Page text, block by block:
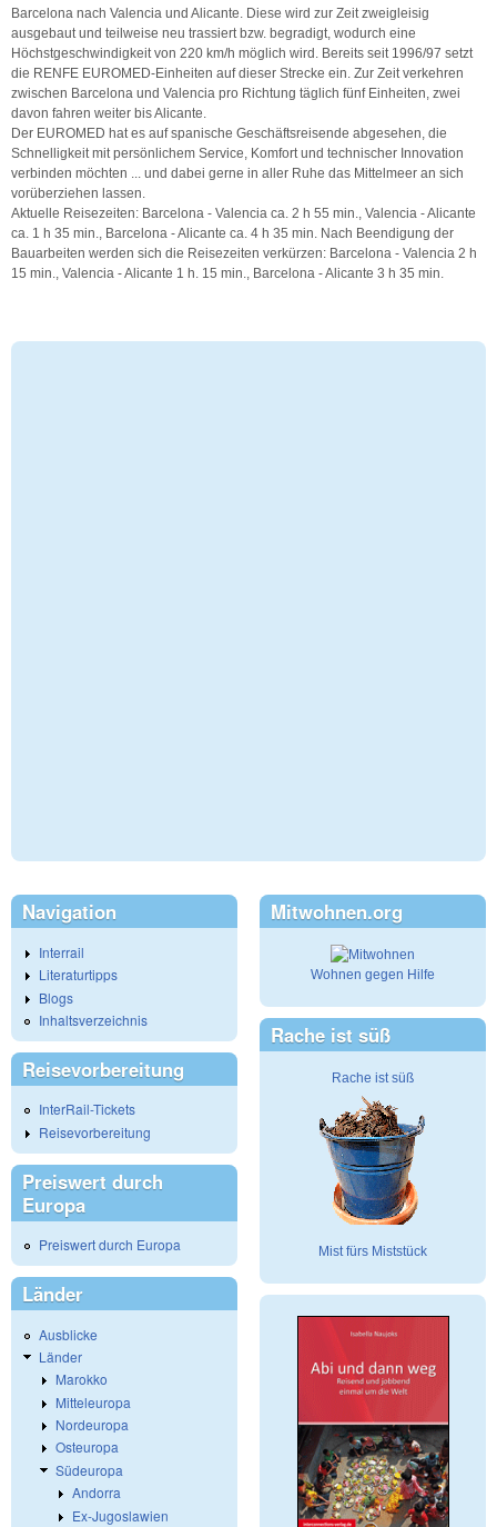
Barcelona nach Valencia und Alicante. Diese wird zur Zeit zweigleisig
ausgebaut und teilweise neu trassiert bzw. begradigt, wodurch eine
Höchstgeschwindigkeit von 220 km/h möglich wird. Bereits seit 1996/97 setzt
die RENFE EUROMED-Einheiten auf dieser Strecke ein. Zur Zeit verkehren
zwischen Barcelona und Valencia pro Richtung täglich fünf Einheiten, zwei
davon fahren weiter bis Alicante.
Der EUROMED hat es auf spanische Geschäftsreisende abgesehen, die
Schnelligkeit mit persönlichem Service, Komfort und technischer Innovation
verbinden möchten ... und dabei gerne in aller Ruhe das Mittelmeer an sich
vorüberziehen lassen.
Aktuelle Reisezeiten: Barcelona - Valencia ca. 2 h 55 min., Valencia - Alicante
ca. 1 h 35 min., Barcelona - Alicante ca. 4 h 35 min. Nach Beendigung der
Bauarbeiten werden sich die Reisezeiten verkürzen: Barcelona - Valencia 2 h
15 min., Valencia - Alicante 1 h. 15 min., Barcelona - Alicante 3 h 35 min.
Navigation
Interrail
Literaturtipps
Blogs
Inhaltsverzeichnis
Reisevorbereitung
InterRail-Tickets
Reisevorbereitung
Preiswert durch
Europa
Preiswert durch Europa
Länder
Ausblicke
Länder
Marokko
Mitteleuropa
Nordeuropa
Osteuropa
Südeuropa
Andorra
Ex-Jugoslawien
Mitwohnen.org
Wohnen gegen Hilfe
Rache ist süß
Rache ist süß
Mist fürs Miststück